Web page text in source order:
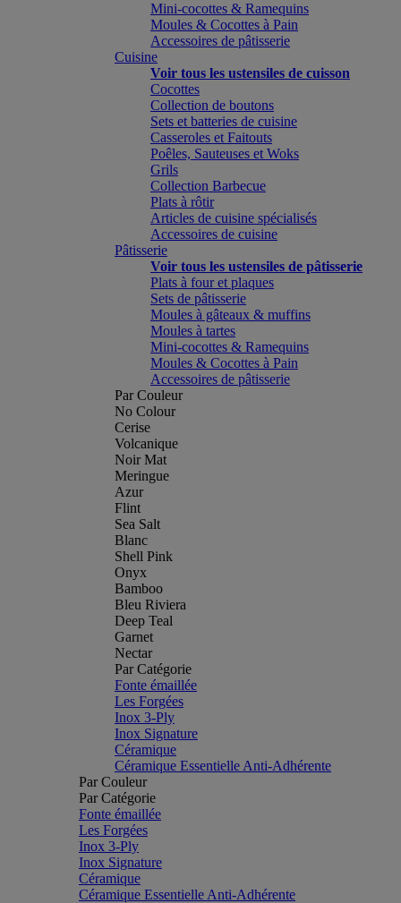
Mini-cocottes & Ramequins
Moules & Cocottes à Pain
Accessoires de pâtisserie
Cuisine
Voir tous les ustensiles de cuisson
Cocottes
Collection de boutons
Sets et batteries de cuisine
Casseroles et Faitouts
Poêles, Sauteuses et Woks
Grils
Collection Barbecue
Plats à rôtir
Articles de cuisine spécialisés
Accessoires de cuisine
Pâtisserie
Voir tous les ustensiles de pâtisserie
Plats à four et plaques
Sets de pâtisserie
Moules à gâteaux & muffins
Moules à tartes
Mini-cocottes & Ramequins
Moules & Cocottes à Pain
Accessoires de pâtisserie
Par Couleur
No Colour
Cerise
Volcanique
Noir Mat
Meringue
Azur
Flint
Sea Salt
Blanc
Shell Pink
Onyx
Bamboo
Bleu Riviera
Deep Teal
Garnet
Nectar
Par Catégorie
Fonte émaillée
Les Forgées
Inox 3-Ply
Inox Signature
Céramique
Céramique Essentielle Anti-Adhérente
Par Couleur
Par Catégorie
Fonte émaillée
Les Forgées
Inox 3-Ply
Inox Signature
Céramique
Céramique Essentielle Anti-Adhérente